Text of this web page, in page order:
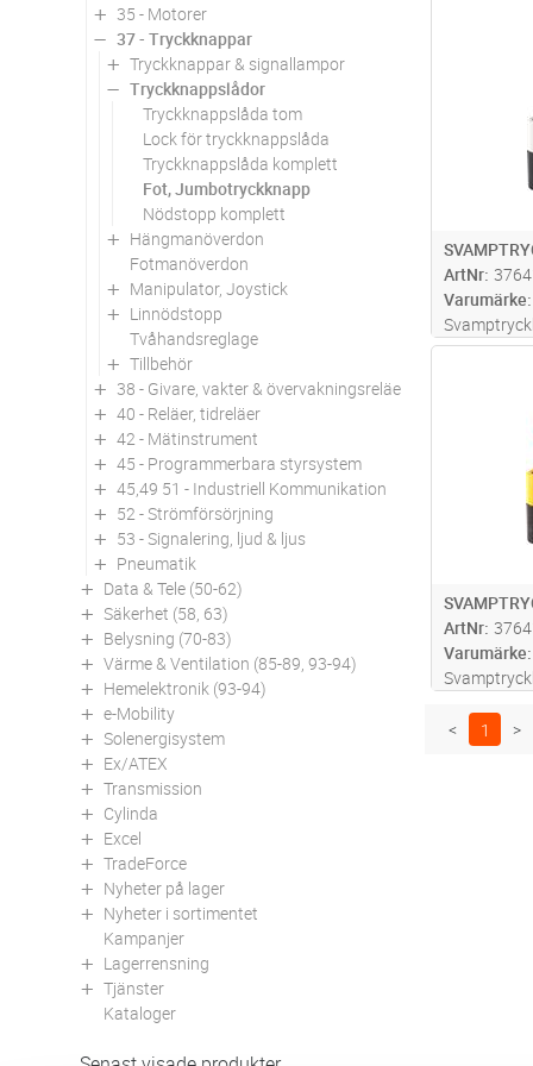
35 - Motorer
37 - Tryckknappar
Tryckknappar & signallampor
Tryckknappslådor
Tryckknappslåda tom
Lock för tryckknappslåda
Tryckknappslåda komplett
Fot, Jumbotryckknapp
Nödstopp komplett
Hängmanöverdon
Fotmanöverdon
Manipulator, Joystick
Linnödstopp
Tvåhandsreglage
Tillbehör
38 - Givare, vakter & övervakningsreläer
40 - Reläer, tidreläer
42 - Mätinstrument
45 - Programmerbara styrsystem
45,49 51 - Industriell Kommunikation
52 - Strömförsörjning
53 - Signalering, ljud & ljus
Pneumatik
Data & Tele (50-62)
Säkerhet (58, 63)
Belysning (70-83)
Värme & Ventilation (85-89, 93-94)
Hemelektronik (93-94)
e-Mobility
Solenergisystem
Ex/ATEX
Transmission
Cylinda
Excel
TradeForce
Nyheter på lager
Nyheter i sortimentet
Kampanjer
Lagerrensning
Tjänster
Kataloger
ArtNr
Varumärke
tillfällig,
N/O,
kontakt
genom
ArtNr
Varumärke
Nödstopp
13850/EN
< 1 >